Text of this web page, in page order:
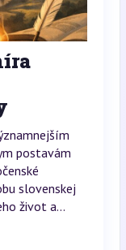
postavám
slovenskej
život a...